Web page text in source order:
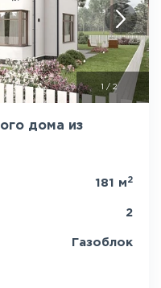
/ 2
дома из
181 м 2
2
Газоблок